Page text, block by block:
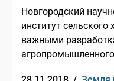
Новгородский
институт сельского
важными